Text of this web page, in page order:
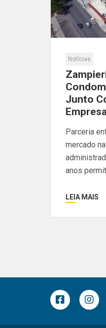
Notícias
Junto
Parceria
mercado
anos
LEIA MAIS